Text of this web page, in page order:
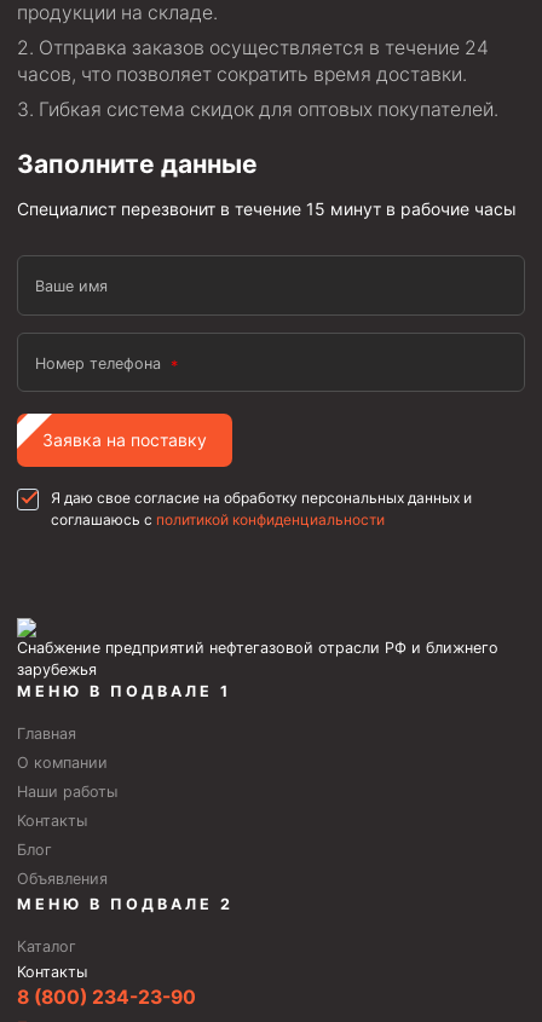
продукции на складе.
Отправка заказов осуществляется в течение 24
часов, что позволяет сократить время доставки.
Гибкая система скидок для оптовых покупателей.
Заполните данные
Специалист перезвонит в течение 15 минут в рабочие часы
Ваше имя
Номер телефона
Заявка на поставку
Я даю свое согласие на обработку персональных данных и
соглашаюсь с политикой конфиденциальности
Снабжение предприятий нефтегазовой отрасли РФ и ближнего
зарубежья
МЕНЮ В ПОДВАЛЕ 1
Главная
О компании
Наши работы
Контакты
Блог
Объявления
МЕНЮ В ПОДВАЛЕ 2
Каталог
Контакты
8 (800) 234-23-90